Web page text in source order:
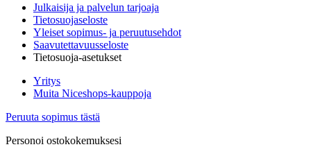
Julkaisija ja palvelun tarjoaja
Tietosuojaseloste
Yleiset sopimus- ja peruutusehdot
Saavutettavuusseloste
Tietosuoja-asetukset
Yritys
Muita Niceshops-kauppoja
Peruuta sopimus tästä
Personoi ostokokemuksesi